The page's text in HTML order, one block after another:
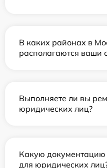
В каких районах в
располагаются ваши
Выполняете ли вы
юридических лиц?
Какую документацию
для юридических